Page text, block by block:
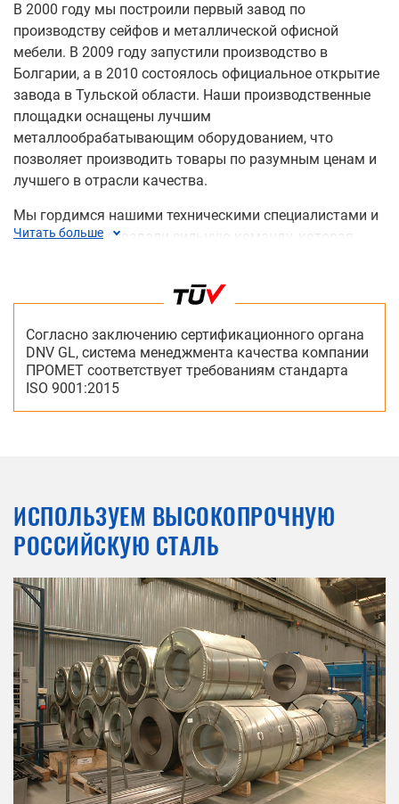
В 2000 году мы построили первый завод по
производству сейфов и металлической офисной
мебели. В 2009 году запустили производство в
Болгарии, а в 2010 состоялось официальное открытие
завода в Тульской области. Наши производственные
площадки оснащены лучшим
металлообрабатывающим оборудованием, что
позволяет производить товары по разумным ценам и
лучшего в отрасли качества.
Мы гордимся нашими техническими специалистами и
рабочими. Мы создали сильную команду, которая
производстве внедрен высокий уровень
уделяем много внимания технике безопасности.
Забота об экологии является неотъемлемой частью
Читать больше
Согласно заключению сертификационного органа
DNV GL, система менеджмента качества компании
ПРОМЕТ соответствует требованиям стандарта
ISO 9001:2015
ИСПОЛЬЗУЕМ ВЫСОКОПРОЧНУЮ
РОССИЙСКУЮ СТАЛЬ